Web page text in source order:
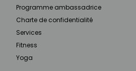
Programme ambassadrice
Charte de confidentialité
Services
Fitness
Yoga